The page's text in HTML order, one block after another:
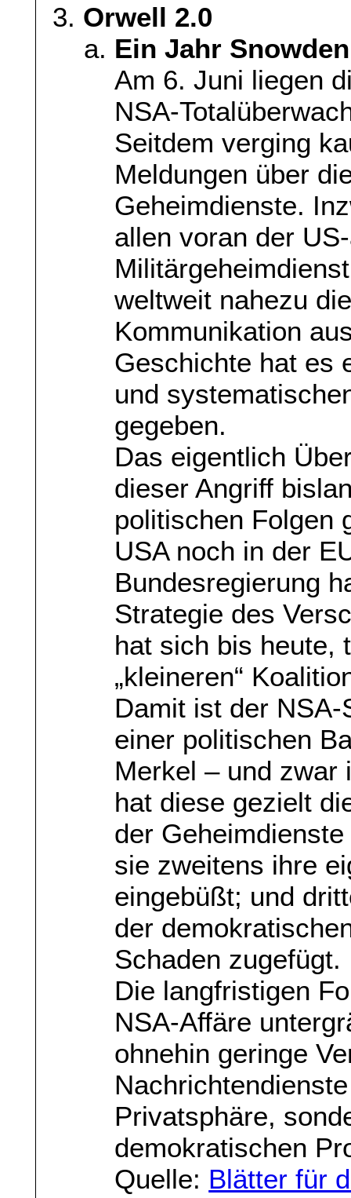
Orwell 2.0
Ein Jahr
Am 6. Juni liegen
NSA-
Seitdem verging
Meldungen über
Geheimdienste.
allen voran der
weltweit nahezu
Kommunikation
Geschichte hat es
und
gegeben.
Das eigentlich
dieser Angriff
politischen Folgen
USA noch in der
Bundesregierung
Strategie des
hat sich bis heute,
„kleineren“
Damit ist der
einer politischen
Merkel – und zwar
hat diese gezielt
der
sie zweitens ihre
eingebüßt; und
der
Schaden zugefügt.
Die langfristigen
NSA-Affäre
ohnehin geringe
Privatsphäre,
demokratischen
Quelle: Blätter für